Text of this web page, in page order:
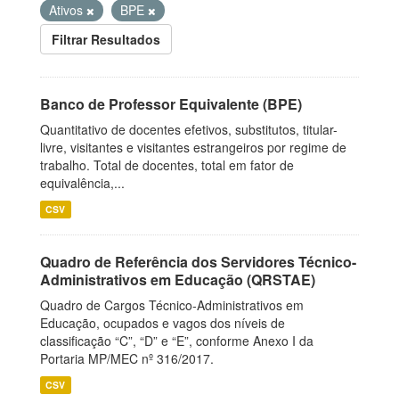
Ativos
BPE
Filtrar Resultados
Banco de Professor Equivalente (BPE)
Quantitativo de docentes efetivos, substitutos, titular-
livre, visitantes e visitantes estrangeiros por regime de
trabalho. Total de docentes, total em fator de
equivalência,...
CSV
Quadro de Referência dos Servidores Técnico-
Administrativos em Educação (QRSTAE)
Quadro de Cargos Técnico-Administrativos em
Educação, ocupados e vagos dos níveis de
classificação “C”, “D” e “E”, conforme Anexo I da
Portaria MP/MEC nº 316/2017.
CSV